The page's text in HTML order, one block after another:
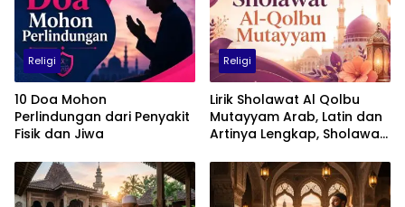
Religi
10 Doa Mohon
Perlindungan dari Penyakit
Fisik dan Jiwa
Religi
Lirik Sholawat Al Qolbu
Mutayyam Arab, Latin dan
Artinya Lengkap, Sholawat
Muhammad SAW